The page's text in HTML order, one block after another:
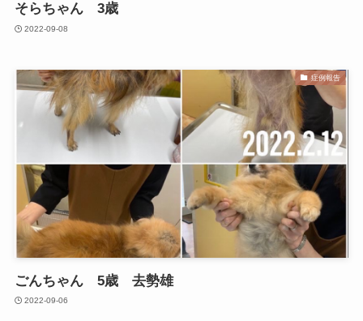
そらちゃん 3歳
2022-09-08
症例報告
ごんちゃん 5歳 去勢雄
2022-09-06